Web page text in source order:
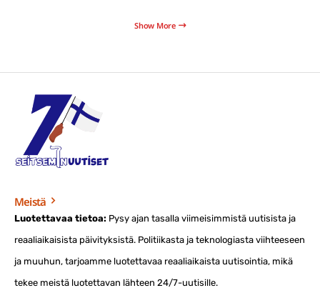
Show More
Meistä
Luotettavaa tietoa: Pysy ajan tasalla viimeisimmistä uutisista ja
reaaliaikaisista päivityksistä. Politiikasta ja teknologiasta viihteeseen
ja muuhun, tarjoamme luotettavaa reaaliaikaista uutisointia, mikä
tekee meistä luotettavan lähteen 24/7-uutisille.